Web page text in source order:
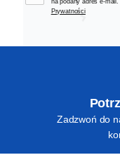
Prywatności
Zadzwoń do